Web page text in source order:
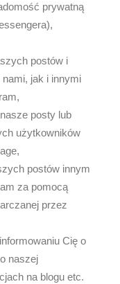
prywatną
postów i
jak i innymi
posty lub
użytkowników
postów innym
za pomocą
przez
Cię o
naszej
na blogu etc.